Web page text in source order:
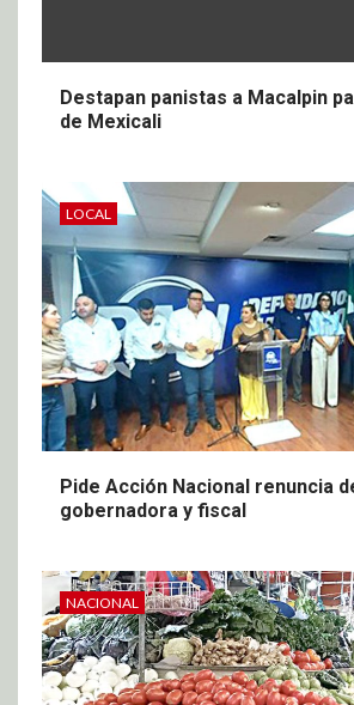
Destapan panistas a Macalpin
de Mexicali
LOCAL
Pide Acción Nacional renuncia
gobernadora y fiscal
NACIONAL